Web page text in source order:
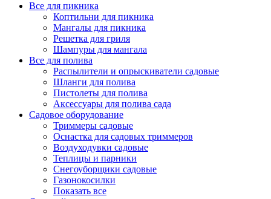
Все для пикника
Коптильни для пикника
Мангалы для пикника
Решетка для гриля
Шампуры для мангала
Все для полива
Распылители и опрыскиватели садовые
Шланги для полива
Пистолеты для полива
Аксессуары для полива сада
Садовое оборудование
Триммеры садовые
Оснастка для садовых триммеров
Воздуходувки садовые
Теплицы и парники
Снегоуборщики садовые
Газонокосилки
Показать все